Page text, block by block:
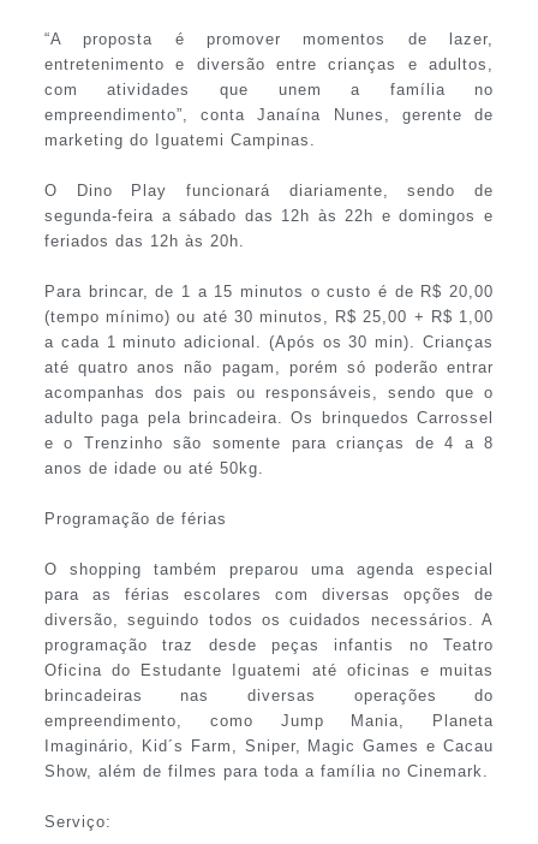
“A proposta é promover momentos de lazer,
entretenimento e diversão entre crianças e adultos,
com atividades que unem a família no
empreendimento”, conta Janaína Nunes, gerente de
marketing do Iguatemi Campinas.
O Dino Play funcionará diariamente, sendo de
segunda-feira a sábado das 12h às 22h e domingos e
feriados das 12h às 20h.
Para brincar, de 1 a 15 minutos o custo é de R$ 20,00
(tempo mínimo) ou até 30 minutos, R$ 25,00 + R$ 1,00
a cada 1 minuto adicional. (Após os 30 min). Crianças
até quatro anos não pagam, porém só poderão entrar
acompanhas dos pais ou responsáveis, sendo que o
adulto paga pela brincadeira. Os brinquedos Carrossel
e o Trenzinho são somente para crianças de 4 a 8
anos de idade ou até 50kg.
Programação de férias
O shopping também preparou uma agenda especial
para as férias escolares com diversas opções de
diversão, seguindo todos os cuidados necessários. A
programação traz desde peças infantis no Teatro
Oficina do Estudante Iguatemi até oficinas e muitas
brincadeiras nas diversas operações do
empreendimento, como Jump Mania, Planeta
Imaginário, Kid´s Farm, Sniper, Magic Games e Cacau
Show, além de filmes para toda a família no Cinemark.
Serviço: